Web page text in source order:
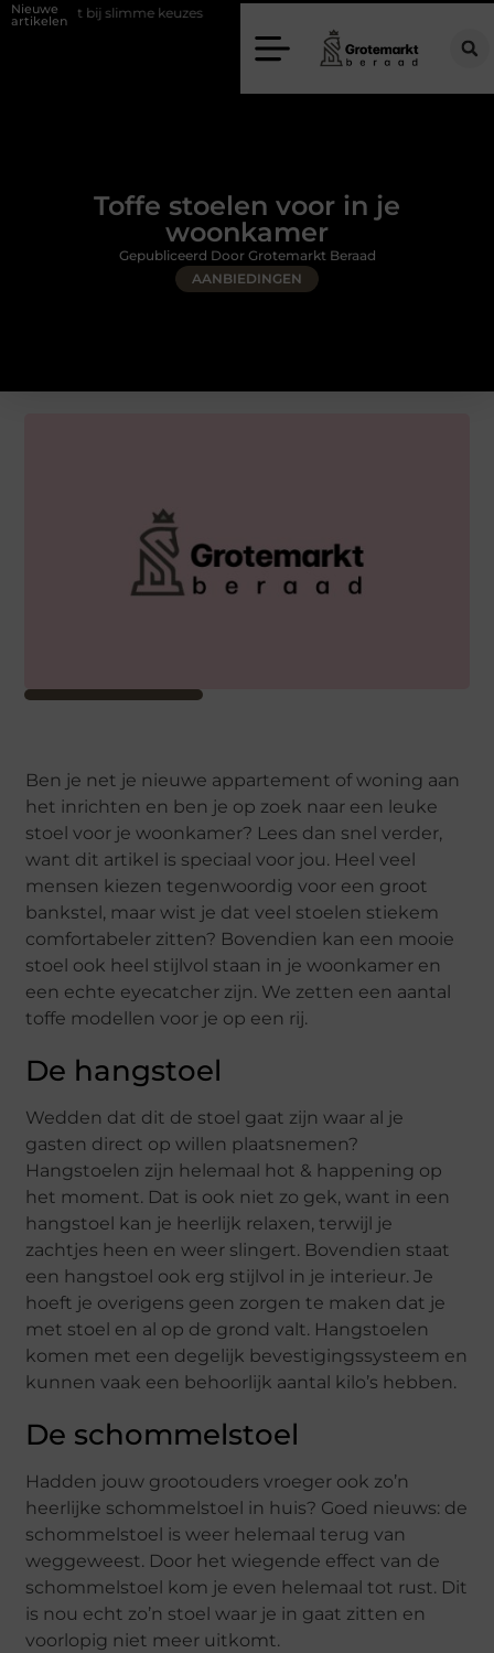
Nieuwe
artikelenkeuzes Waarom kiezen voor een rijschool in Utrecht?
Toffe stoelen voor in je
woonkamer
AANBIEDINGEN
Gepubliceerd Door Grotemarkt Beraad
Ben je net je nieuwe appartement of woning aan
het inrichten en ben je op zoek naar een leuke
stoel voor je woonkamer? Lees dan snel verder,
want dit artikel is speciaal voor jou. Heel veel
mensen kiezen tegenwoordig voor een groot
bankstel, maar wist je dat veel stoelen stiekem
comfortabeler zitten? Bovendien kan een mooie
stoel ook heel stijlvol staan in je woonkamer en
een echte eyecatcher zijn. We zetten een aantal
toffe modellen voor je op een rij.
De hangstoel
Wedden dat dit de stoel gaat zijn waar al je
gasten direct op willen plaatsnemen?
Hangstoelen zijn helemaal hot & happening op
het moment. Dat is ook niet zo gek, want in een
hangstoel kan je heerlijk relaxen, terwijl je
zachtjes heen en weer slingert. Bovendien staat
een hangstoel ook erg stijlvol in je interieur. Je
hoeft je overigens geen zorgen te maken dat je
met stoel en al op de grond valt. Hangstoelen
komen met een degelijk bevestigingssysteem en
kunnen vaak een behoorlijk aantal kilo’s hebben.
De schommelstoel
Hadden jouw grootouders vroeger ook zo’n
heerlijke schommelstoel in huis? Goed nieuws: de
schommelstoel is weer helemaal terug van
weggeweest. Door het wiegende effect van de
schommelstoel kom je even helemaal tot rust. Dit
is nou echt zo’n stoel waar je in gaat zitten en
voorlopig niet meer uitkomt.